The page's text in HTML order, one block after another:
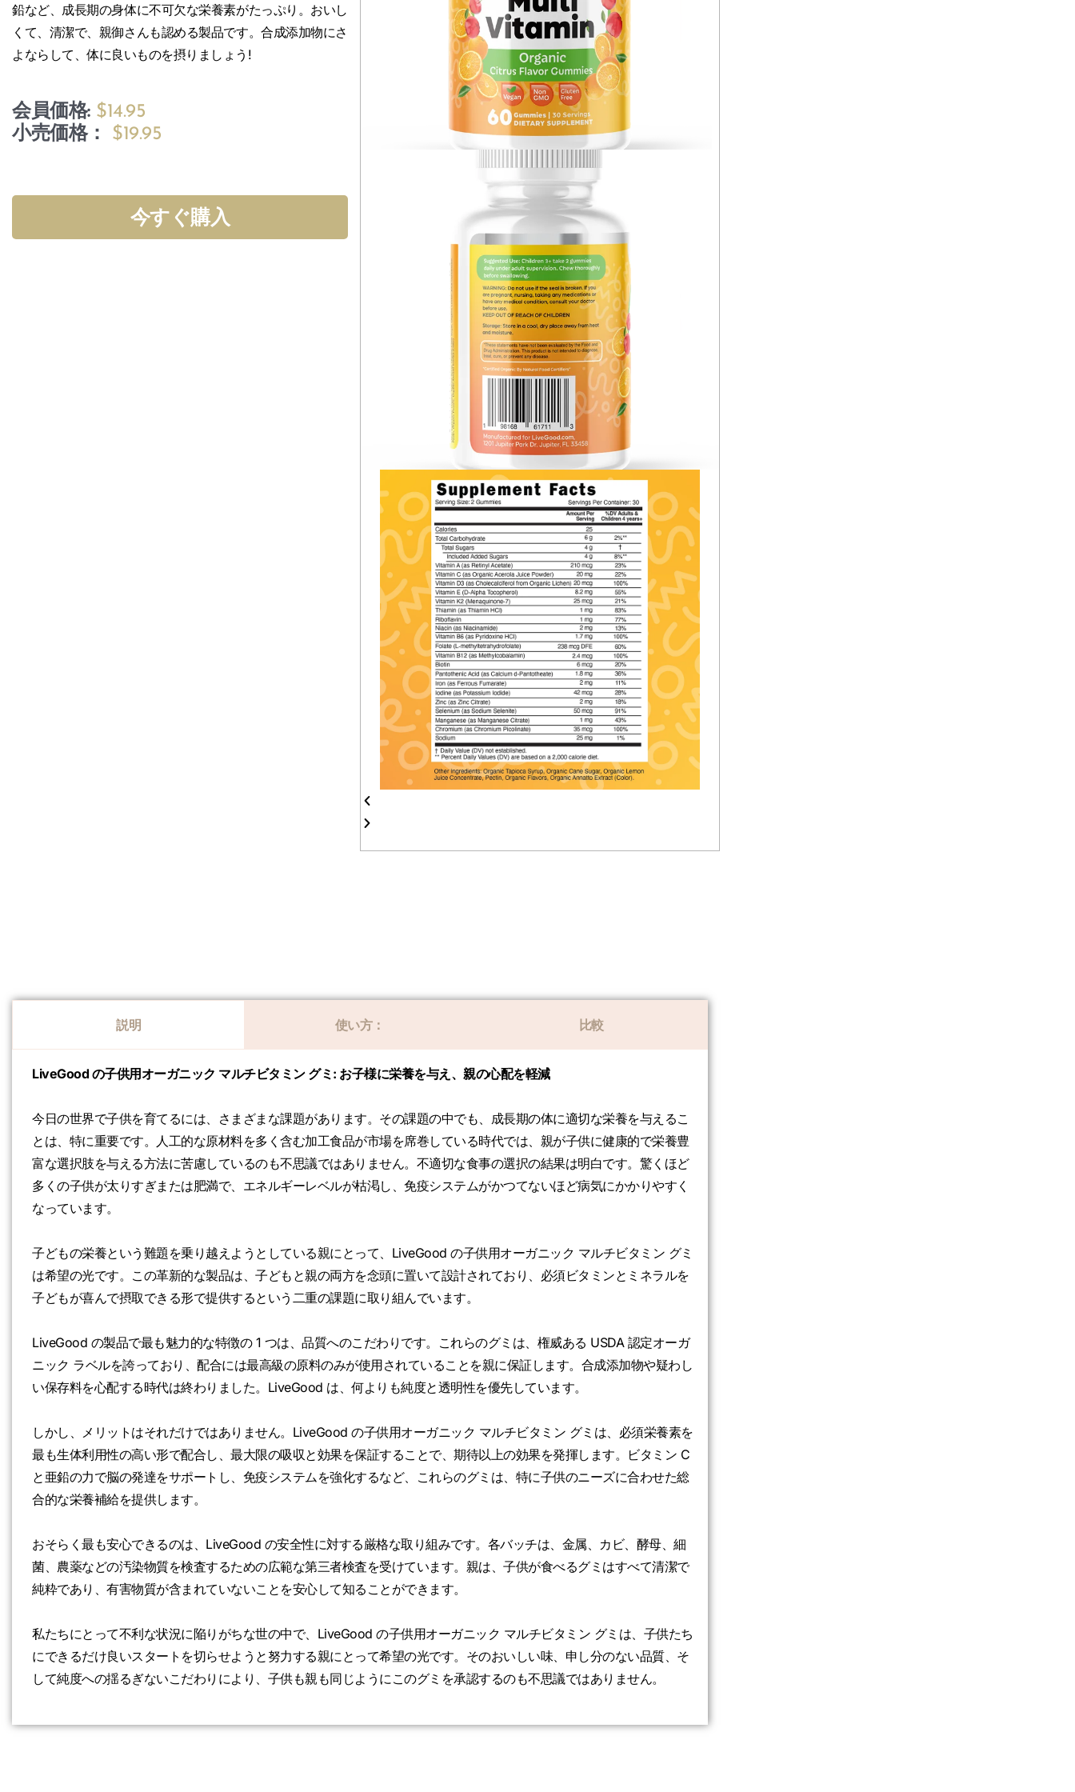
鉛など、成長期の身体に不可欠な栄養素がたっぷり。おいし
くて、清潔で、親御さんも認める製品です。合成添加物にさ
よならして、体に良いものを摂りましょう!
会員価格: $14.95
小売価格： $19.95
今すぐ購入
説明 使い方： 比較
LiveGood の子供用オーガニック マルチビタミン グミ: お子様に栄養を与え、親の心配を軽減
今日の世界で子供を育てるには、さまざまな課題があります。その課題の中でも、成長期の体に適切な栄養を与えるこ
とは、特に重要です。人工的な原材料を多く含む加工食品が市場を席巻している時代では、親が子供に健康的で栄養豊
富な選択肢を与える方法に苦慮しているのも不思議ではありません。不適切な食事の選択の結果は明白です。驚くほど
多くの子供が太りすぎまたは肥満で、エネルギーレベルが枯渇し、免疫システムがかつてないほど病気にかかりやすく
なっています。
子どもの栄養という難題を乗り越えようとしている親にとって、LiveGood の子供用オーガニック マルチビタミン グミ
は希望の光です。この革新的な製品は、子どもと親の両方を念頭に置いて設計されており、必須ビタミンとミネラルを
子どもが喜んで摂取できる形で提供するという二重の課題に取り組んでいます。
LiveGood の製品で最も魅力的な特徴の 1 つは、品質へのこだわりです。これらのグミは、権威ある USDA 認定オーガ
ニック ラベルを誇っており、配合には最高級の原料のみが使用されていることを親に保証します。合成添加物や疑わし
い保存料を心配する時代は終わりました。LiveGood は、何よりも純度と透明性を優先しています。
しかし、メリットはそれだけではありません。LiveGood の子供用オーガニック マルチビタミン グミは、必須栄養素を
最も生体利用性の高い形で配合し、最大限の吸収と効果を保証することで、期待以上の効果を発揮します。ビタミン C
と亜鉛の力で脳の発達をサポートし、免疫システムを強化するなど、これらのグミは、特に子供のニーズに合わせた総
合的な栄養補給を提供します。
おそらく最も安心できるのは、LiveGood の安全性に対する厳格な取り組みです。各バッチは、金属、カビ、酵母、細
菌、農薬などの汚染物質を検査するための広範な第三者検査を受けています。親は、子供が食べるグミはすべて清潔で
純粋であり、有害物質が含まれていないことを安心して知ることができます。
私たちにとって不利な状況に陥りがちな世の中で、LiveGood の子供用オーガニック マルチビタミン グミは、子供たち
にできるだけ良いスタートを切らせようと努力する親にとって希望の光です。そのおいしい味、申し分のない品質、そ
して純度への揺るぎないこだわりにより、子供も親も同じようにこのグミを承認するのも不思議ではありません。